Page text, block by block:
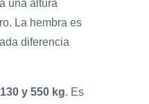
una altura
La hembra es
diferencia
y 550 kg. Es